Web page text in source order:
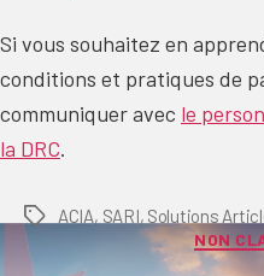
Si vous souhaitez en
conditions et pratiques de
communiquer avec le
la DRC.
TagsACIA, SARI, Solutions
NON